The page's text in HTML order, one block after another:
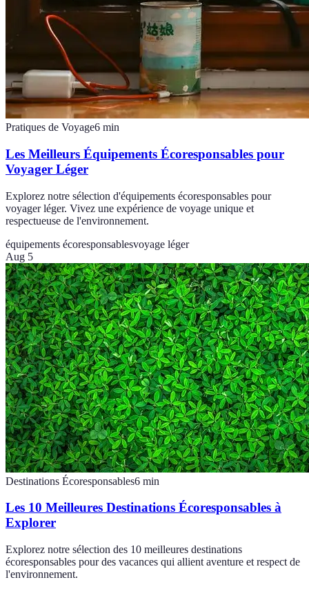
Pratiques de Voyage6 min
Les Meilleurs Équipements Écoresponsables pour
Voyager Léger
Explorez notre sélection d'équipements écoresponsables pour
voyager léger. Vivez une expérience de voyage unique et
respectueuse de l'environnement.
équipements écoresponsablesvoyage léger
Aug 5
Destinations Écoresponsables6 min
Les 10 Meilleures Destinations Écoresponsables à
Explorer
Explorez notre sélection des 10 meilleures destinations
écoresponsables pour des vacances qui allient aventure et respect de
l'environnement.